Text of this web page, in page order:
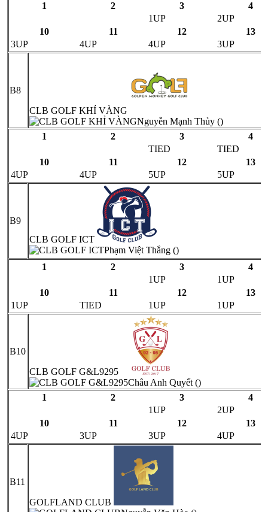
1
2 3
4
1UP
2UP
10
11 12
13
3UP
4UP 4UP 3UP
B8
CLB GOLF KHỈ VÀNG
Nguyễn Mạnh Thủy ()
1
2 3
4
TIED
TIED
10
11 12
13
4UP
4UP 5UP 5UP
B9
CLB GOLF ICT
Phạm Việt Thắng ()
1
2 3
4
1UP
1UP
10
11 12
13
1UP
TIED 1UP 1UP
B10
CLB GOLF G&L9295
Châu Anh Quyết ()
1
2 3
4
1UP
2UP
10
11 12
13
4UP
3UP 3UP 4UP
B11
GOLFLAND CLUB